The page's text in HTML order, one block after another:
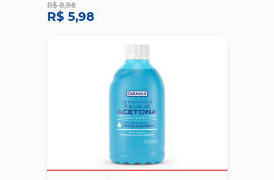
R$ 8,98
R$ 5,98